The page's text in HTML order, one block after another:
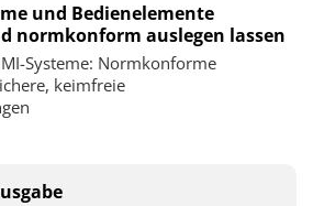
und Bedienelemente
normkonform auslegen lassen
Systeme: Normkonforme
keimfreie